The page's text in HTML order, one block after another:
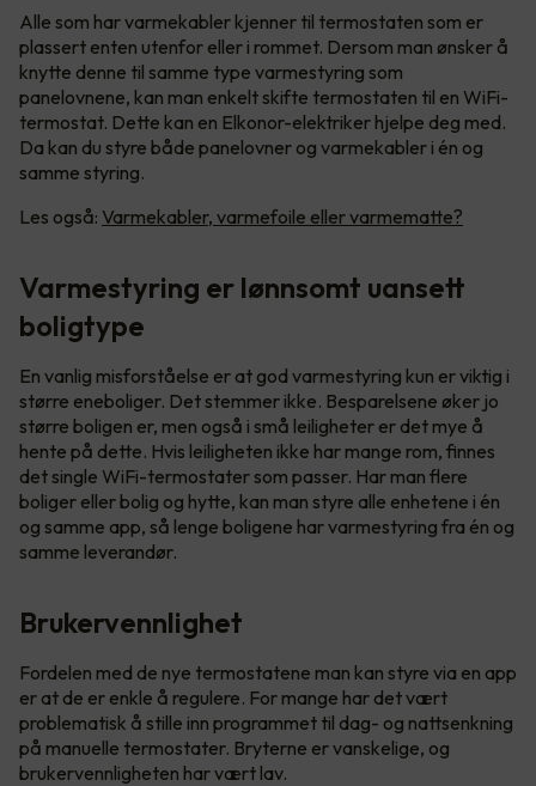
Alle som har varmekabler kjenner til termostaten som er
plassert enten utenfor eller i rommet. Dersom man ønsker å
knytte denne til samme type varmestyring som
panelovnene, kan man enkelt skifte termostaten til en WiFi-
termostat. Dette kan en Elkonor-elektriker hjelpe deg med.
Da kan du styre både panelovner og varmekabler i én og
samme styring.
Les også: Varmekabler, varmefoile eller varmematte?
Varmestyring er lønnsomt uansett
boligtype
En vanlig misforståelse er at god varmestyring kun er viktig i
større eneboliger. Det stemmer ikke. Besparelsene øker jo
større boligen er, men også i små leiligheter er det mye å
hente på dette. Hvis leiligheten ikke har mange rom, finnes
det single WiFi-termostater som passer. Har man flere
boliger eller bolig og hytte, kan man styre alle enhetene i én
og samme app, så lenge boligene har varmestyring fra én og
samme leverandør.
Brukervennlighet
Fordelen med de nye termostatene man kan styre via en app
er at de er enkle å regulere. For mange har det vært
problematisk å stille inn programmet til dag- og nattsenkning
på manuelle termostater. Bryterne er vanskelige, og
brukervennligheten har vært lav.